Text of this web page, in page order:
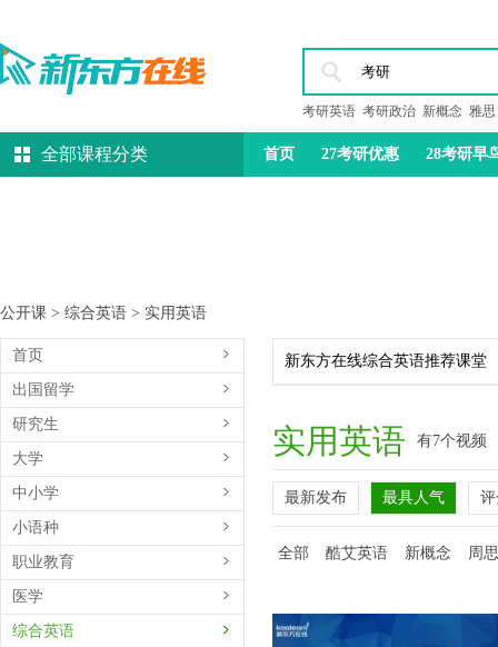
考研英语 考研政治 新概念 雅思
首页 27考研优惠 28考研早
全部课程分类
公开课 > 综合英语 > 实用英语
首页
出国留学
研究生
大学
中小学
小语种
职业教育
医学
综合英语
新东方在线综合英语推荐课堂
实用英语 有7个视频
最新发布 最具人气
全部 酷艾英语 新概念 周